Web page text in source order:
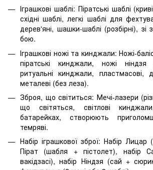
Іграшкові шаблі: Піратські шаблі
східні шаблі, легкі шаблі для
дерев'яні, шашки-шаблі (розбірні), зі
бою.
Іграшкові ножі та кинджали: Ножі-
піратські кинджали, ножі ніндзя
ритуальні кинджали, пластмасові,
металеві (без леза).
Зброя, що світиться: Мечі-лазери
що світяться, світлові
батарейках, створюють
темряві.
Набір іграшкової зброї: Набір
Пірат (шабля + пістолет), набір
вакідзасі), набір Ніндзя (сай +